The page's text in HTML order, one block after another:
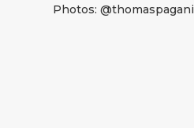
Photos: @thomaspagani